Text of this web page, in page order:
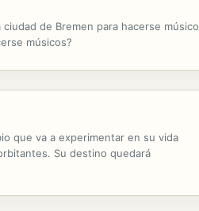
de Bremen para hacerse músico
músicos?
que va a experimentar en su vida
Su destino quedará